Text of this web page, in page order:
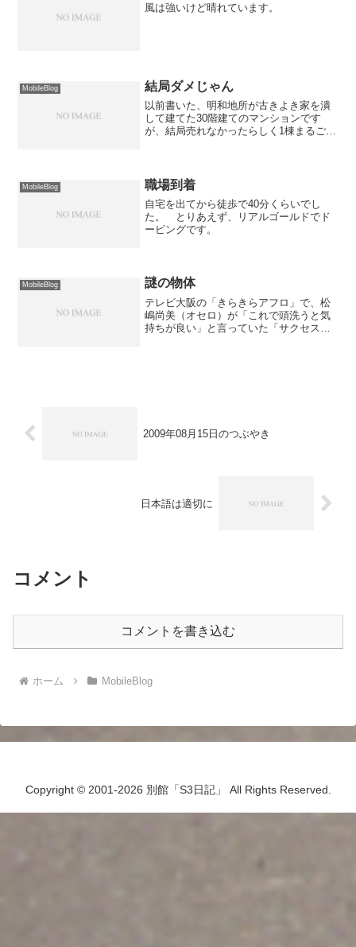
風は強いけど晴れています。
MobileBlog 結局ダメじゃん
以前書いた、明和地所が古きよき家を潰
して建てた30階建てのマンションです
が、結局売れなかったらしく1棟まるごと
MobileBlog 職場到着
自宅を出てから徒歩で40分くらいでし
た。 とりあえず、リアルゴールドでド
ーピングです。
MobileBlog 謎の物体
テレビ大阪の「きらきらアフロ」で、松
嶋尚美（オセロ）が「これで頭洗うと気
持ちが良い」と言っていた「サクセス頭
2009年08月15日のつぶやき
日本語は適切に
コメント
コメントを書き込む
ホーム MobileBlog
Copyright © 2001-2026 別館「S3日記」 All Rights Reserved.